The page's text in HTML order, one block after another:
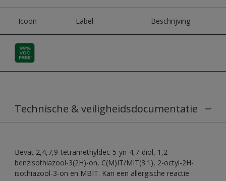
Icoon Label Beschrijving
Technische & veiligheidsdocumentatie
Bevat 2,4,7,9-tetramethyldec-5-yn-4,7-diol, 1,2-
benzisothiazool-3(2H)-on, C(M)IT/MIT(3:1), 2-octyl-2H-
isothiazool-3-on en MBIT. Kan een allergische reactie